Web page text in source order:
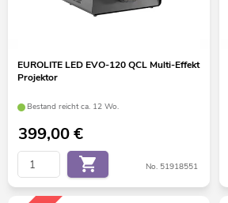
EUROLITE LED EVO-120 QCL Multi-Effekt
Projektor
Bestand reicht ca. 12 Wo.
399,00€
No. 51918551